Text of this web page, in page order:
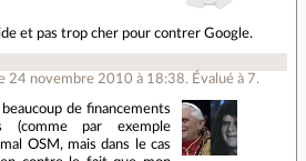
et pas trop cher pour contrer Google.
24 novembre 2010 à 18:38. Évalué à7.
de financements
(comme par exemple
OSM, mais dans le cas